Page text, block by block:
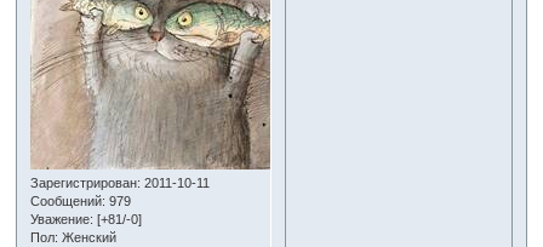
Зарегистрирован: 2011-10-11
Сообщений: 979
Уважение: [+81/-0]
Пол: Женский